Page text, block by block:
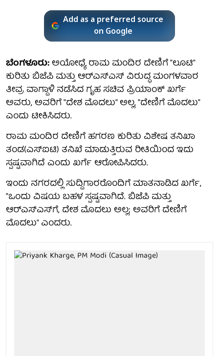
Add as a preferred source
on Google
ಬೆಂಗಳೂರು:ಅಯೋಧ್ಯೆ ರಾಮ ಮಂದಿರ ದೇಣಿಗೆ "ಲೂಟಿ"
ಕುರಿತು ಬಿಜೆಪಿ ಮತ್ತು ಆರ್‌ಎಸ್‌ಎಸ್ ವಿರುದ್ಧ ಮಂಗಳವಾರ
ತೀವ್ರ ವಾಗ್ದಾಳಿ ನಡೆಸಿದ ಗೃಹ ಸಚಿವ ಪ್ರಿಯಾಂಕ್ ಖರ್ಗೆ
ಅವರು, ಅವರಿಗೆ "ದೇಶ ಮೊದಲು" ಅಲ್ಲ, "ದೇಣಿಗೆ ಮೊದಲು"
ಎಂದು ಟೀಕಿಸಿದರು.
ರಾಮ ಮಂದಿರ ದೇಣಿಗೆ ಹಗರಣ ಕುರಿತು ವಿಶೇಷ ತನಿಖಾ
ತಂಡ(ಎಸ್‌ಐಟಿ) ತನಿಖೆ ಮಾಡುತ್ತಿರುವ ರೀತಿಯಿಂದ ಇದು
ಸ್ಪಷ್ಟವಾಗಿದೆ ಎಂದು ಖರ್ಗೆ ಆರೋಪಿಸಿದರು.
ಇಂದು ನಗರದಲ್ಲಿ ಸುದ್ದಿಗಾರರೊಂದಿಗೆ ಮಾತನಾಡಿದ ಖರ್ಗೆ,
"ಒಂದು ವಿಷಯ ಬಹಳ ಸ್ಪಷ್ಟವಾಗಿದೆ. ಬಿಜೆಪಿ ಮತ್ತು
ಆರ್‌ಎಸ್‌ಎಸ್‌ಗೆ, ದೇಶ ಮೊದಲು ಅಲ್ಲ; ಅವರಿಗೆ ದೇಣಿಗೆ
ಮೊದಲು" ಎಂದರು.